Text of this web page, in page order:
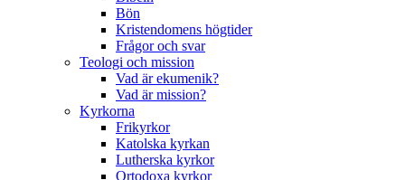
Bön
Kristendomens högtider
Frågor och svar
Teologi och mission
Vad är ekumenik?
Vad är mission?
Kyrkorna
Frikyrkor
Katolska kyrkan
Lutherska kyrkor
Ortodoxa kyrkor